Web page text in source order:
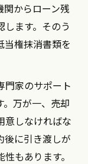
からローン残
ます。そのう
当権抹消書類を
門家のサポート
万が一、売却
意しなければな
後に引き渡しが
もあります。